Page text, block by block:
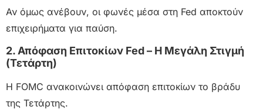
Αν όμως ανέβουν, οι φωνές μέσα στη Fed αποκτούν
επιχειρήματα για παύση.
2. Απόφαση Επιτοκίων Fed – Η Μεγάλη Στιγμή
(Τετάρτη)
Η FOMC ανακοινώνει απόφαση επιτοκίων το βράδυ
της Τετάρτης.